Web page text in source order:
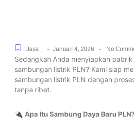
Jasa - Januari 4, 2026 - No
Sedangkah Anda menyiapkan
sambungan listrik PLN? Kami siap
sambungan listrik PLN dengan
tanpa ribet.
🔌 Apa Itu Sambung Daya Baru PLN?